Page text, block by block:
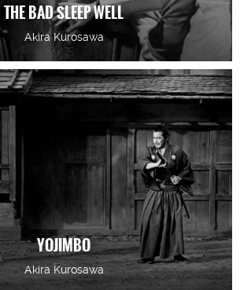
THE BAD SLEEP WELL
Akira Kurosawa
YOJIMBO
Akira Kurosawa